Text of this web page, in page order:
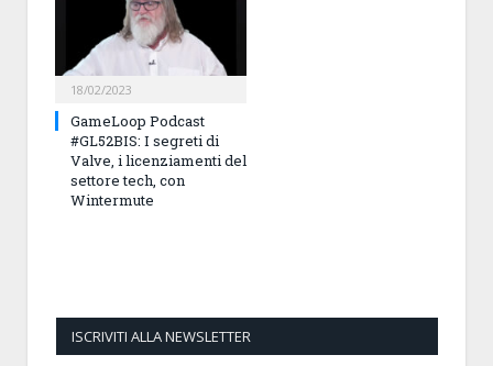
18/02/2023
GameLoop Podcast
#GL52BIS: I segreti di
Valve, i licenziamenti del
settore tech, con
Wintermute
ISCRIVITI ALLA NEWSLETTER